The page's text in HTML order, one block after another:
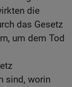
die
das Gesetz
um dem Tod
sind, worin